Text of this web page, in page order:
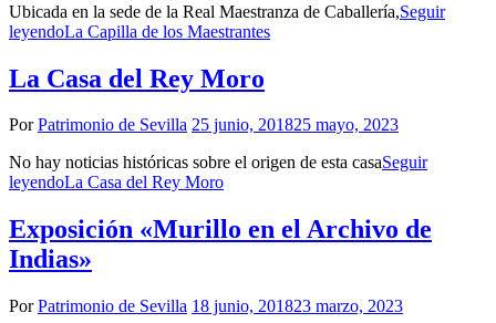
Ubicada en la sede de la Real Maestranza de Caballería,Seguir
leyendoLa Capilla de los Maestrantes
La Casa del Rey Moro
PorPatrimonio de Sevilla 25 junio, 201825 mayo, 2023
No hay noticias históricas sobre el origen de esta casaSeguir
leyendoLa Casa del Rey Moro
Exposición «Murillo en el Archivo de
Indias»
PorPatrimonio de Sevilla 18 junio, 201823 marzo, 2023